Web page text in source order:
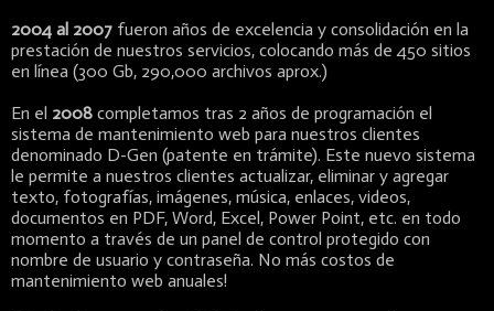
2004 al 2007 fueron años de excelencia y consolidación en la
prestación de nuestros servicios, colocando más de 450 sitios
en línea (300 Gb, 290,000 archivos aprox.)
En el 2008 completamos tras 2 años de programación el
sistema de mantenimiento web para nuestros clientes
denominado D-Gen (patente en trámite). Este nuevo sistema
le permite a nuestros clientes actualizar, eliminar y agregar
texto, fotografías, imágenes, música, enlaces, videos,
documentos en PDF, Word, Excel, Power Point, etc. en todo
momento a través de un panel de control protegido con
nombre de usuario y contraseña. No más costos de
mantenimiento web anuales!